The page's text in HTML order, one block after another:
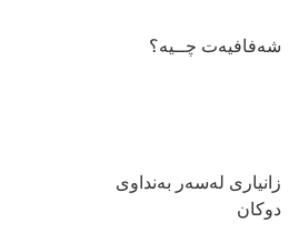
شەفافیەت چــیە؟
زانیاری لەسەر بەنداوی
دوكان